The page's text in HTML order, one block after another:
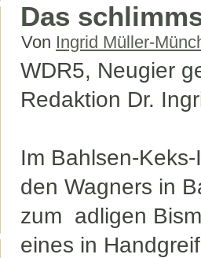
Das
Von Ingrid Müller-
WDR5, Neugier
Redaktion Dr.
Im Bahlsen-
den Wagners in
zum adligen
eines in